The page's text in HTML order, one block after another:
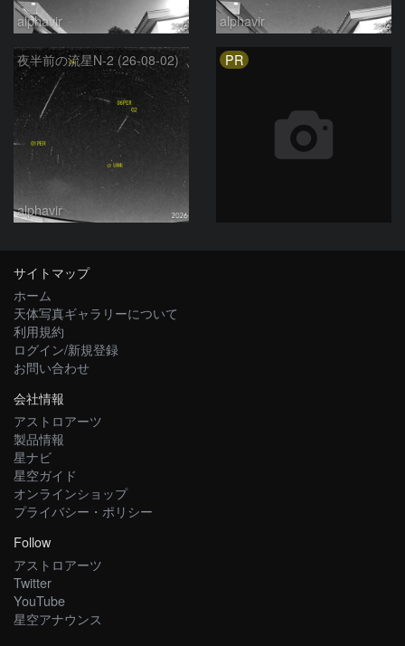
alphavir alphavir
夜半前の流星N-2 (26-08-02)
alphavir
PR
サイトマップ
ホーム
天体写真ギャラリーについて
利用規約
ログイン/新規登録
お問い合わせ
会社情報
アストロアーツ
製品情報
星ナビ
星空ガイド
オンラインショップ
プライバシー・ポリシー
Follow
アストロアーツ
Twitter
YouTube
星空アナウンス